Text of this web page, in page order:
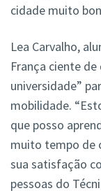
cidade muito
Lea Carvalho,
França ciente
universidade”
mobilidade.
que posso
muito tempo de
sua satisfação
pessoas do